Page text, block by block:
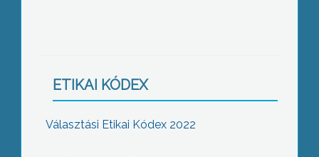
ETIKAI KÓDEX
Választási Etikai Kódex 2022